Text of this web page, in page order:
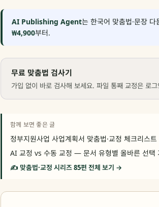
AI Publishing Agent는 한국어 맞춤법·문장
₩4,900부터.
무료 맞춤법 검사기
가입 없이 바로 검사해 보세요. 파일 통째 교정은 로
함께 보면 좋은 글
정부지원사업 사업계획서 맞춤법·교정 체크리스트
AI 교정 vs 수동 교정 — 문서 유형별 올바른 선택
✍️ 맞춤법·교정 시리즈 85편 전체 보기 →